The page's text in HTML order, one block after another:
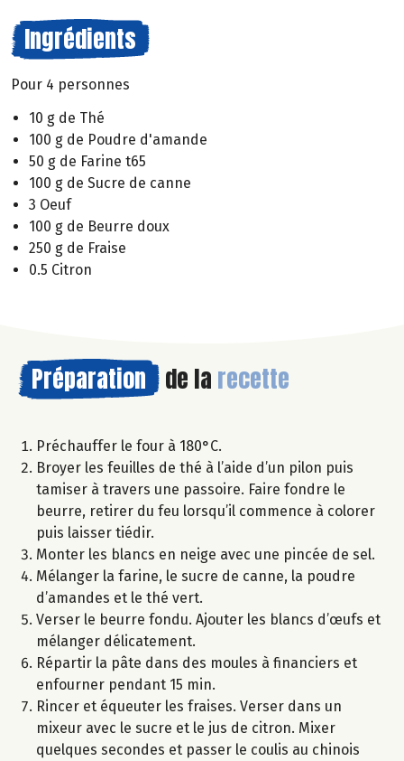
Ingrédients
Pour 4 personnes
10 g de Thé
100 g de Poudre d'amande
50 g de Farine t65
100 g de Sucre de canne
3 Oeuf
100 g de Beurre doux
250 g de Fraise
0.5 Citron
Préparation de la recette
Préchauffer le four à 180°C.
Broyer les feuilles de thé à l’aide d’un pilon puis
tamiser à travers une passoire. Faire fondre le
beurre, retirer du feu lorsqu’il commence à colorer
puis laisser tiédir.
Monter les blancs en neige avec une pincée de sel.
Mélanger la farine, le sucre de canne, la poudre
d’amandes et le thé vert.
Verser le beurre fondu. Ajouter les blancs d’œufs et
mélanger délicatement.
Répartir la pâte dans des moules à financiers et
enfourner pendant 15 min.
Rincer et équeuter les fraises. Verser dans un
mixeur avec le sucre et le jus de citron. Mixer
quelques secondes et passer le coulis au chinois